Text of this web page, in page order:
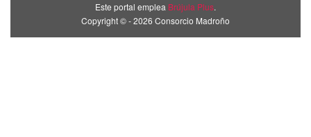
Este portal emplea Brújula Plus.
Copyright © - 2026 Consorcio Madroño